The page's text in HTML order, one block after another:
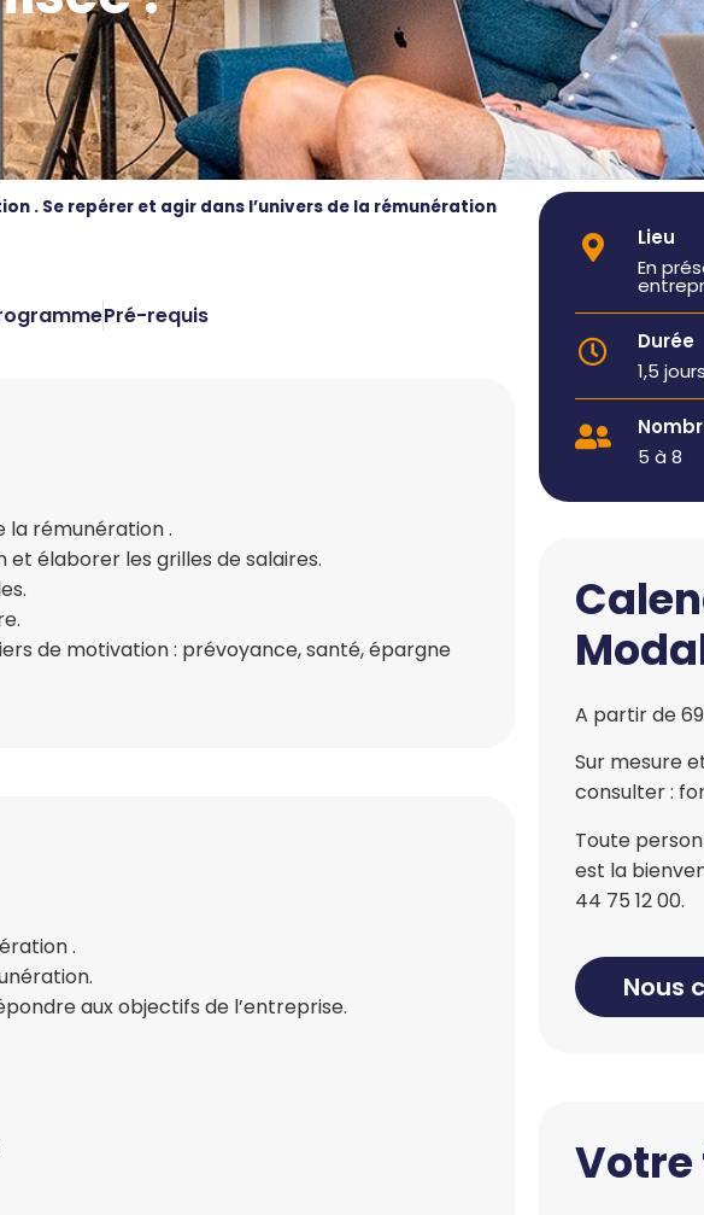
. Se repérer et agir dans l’univers de la rémunération
Pré-requis
la rémunération .
élaborer les grilles de salaires.
de motivation : prévoyance, santé, épargne
.
aux objectifs de l’entreprise.
Lieu
En
Durée
1,5 jours
5 à 8
A partir de
Sur mesure
consulter :
Toute
est la
44 75 12 00.
Nous